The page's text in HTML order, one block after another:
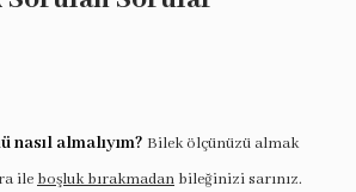
almalıyım? Bilek ölçünüzü almak
ile boşluk bırakmadan bileğinizi sarınız.